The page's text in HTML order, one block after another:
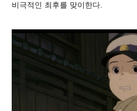
비극적인 최후를 맞이한다.